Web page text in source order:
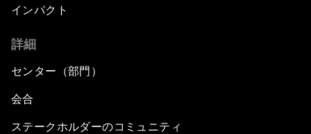
インパクト
詳細
センター（部門）
会合
ステークホルダーのコミュニティ